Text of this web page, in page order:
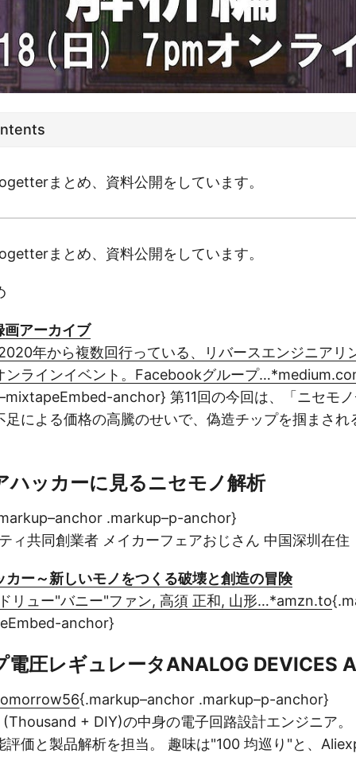
まとめ、資料公開をしています。
まとめ、資料公開をしています。
アーカイブ
年から複数回行っている、リバースエンジニアリ
ンラインイベント。Facebookグループ
anchor} 第11回の今回は、「ニセモ
足による価格の高騰のせいで、偽造チップを掴まされ
ハッカーに見るニセモノ解析
.markup–p-anchor}
ィ共同創業者 メイカーフェアおじさん 中国深圳在住
カー～新しいモノをつくる破壊と創造の冒険
リュー"バニー"ファン, 高須 正和, 山形…*amzn.to
anchor}
電圧レギュレータANALOG DEVICES
{.markup–anchor .markup–p-anchor}
+ DIY)の中身の電子回路設計エンジニア。
評価と製品解析を担当。 趣味は"100 均巡り"と、